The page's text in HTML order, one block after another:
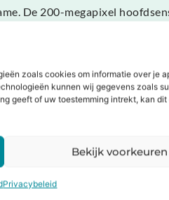
zoals cookies om informatie over je
kunnen wij gegevens zoals
geeft of uw toestemming intrekt, kan
Bekijk voorkeuren
Privacybeleid
De 200-megapixel
worden belichting,
maak je heldere foto’s,
de dag door te
wordt het verbruik
draadloos kunt bijladen.
en hackers.
besturingssysteem en